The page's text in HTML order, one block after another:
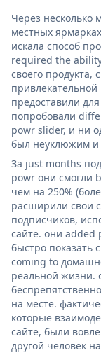
Через несколько
местных
искала способ
required the
своего продукта,
предоставили
попробовали
powr slider, и ни
был неуклюжим и
За just months
powr они смогли
чем на 250%
расширили свои
подписчиков,
сайте. они added
быстро показать
coming to
реальной жизни.
на месте.
которые
сайте, были
другой человек